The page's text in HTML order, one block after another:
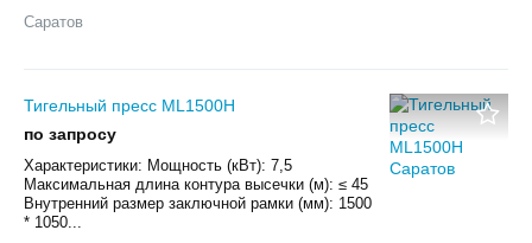
Саратов
Тигельный пресс ML1500H
по запросу
Характеристики: Мощность (кВт): 7,5
Максимальная длина контура высечки (м): ≤ 45
Внутренний размер заключной рамки (мм): 1500
* 1050...